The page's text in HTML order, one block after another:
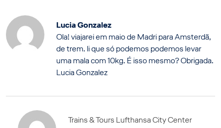
Lucia Gonzalez
Ola! viajarei em maio de Madri para Amsterdã,
de trem. li que só podemos podemos levar
uma mala com 10kg. É isso mesmo? Obrigada.
Lucia Gonzalez
Trains & Tours Lufthansa City Center